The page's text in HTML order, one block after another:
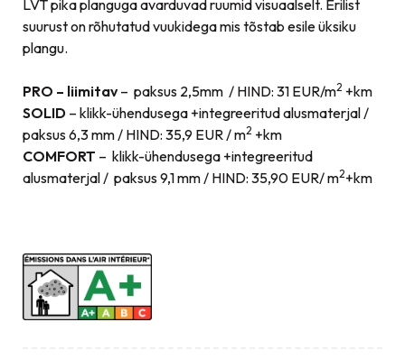
LVT pika planguga avarduvad ruumid visuaalselt. Erilist
suurust on rõhutatud vuukidega mis tõstab esile üksiku
plangu.
PRO – liimitav– paksus 2,5mm / HIND: 31 EUR/m2 +km
SOLID – klikk-ühendusega +integreeritud alusmaterjal /
paksus 6,3 mm / HIND: 35,9 EUR / m2 +km
COMFORT – klikk-ühendusega +integreeritud
alusmaterjal / paksus 9,1 mm / HIND: 35,90 EUR/ m2+km